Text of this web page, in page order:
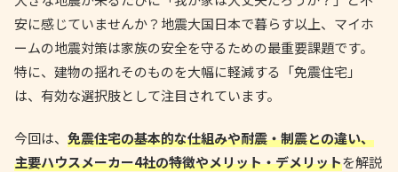
安に感じていませんか？地震大国日本で暮らす以上、マイホ
ームの地震対策は家族の安全を守るための最重要課題です。
特に、建物の揺れそのものを大幅に軽減する「免震住宅」
は、有効な選択肢として注目されています。
今回は、 免震住宅の基本的な仕組みや耐震・制震との違い、
主要ハウスメーカー4社の特徴やメリット・デメリットを解説